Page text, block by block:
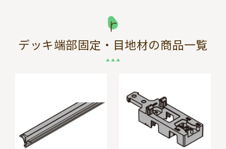
デッキ端部固定・目地材の商品一覧